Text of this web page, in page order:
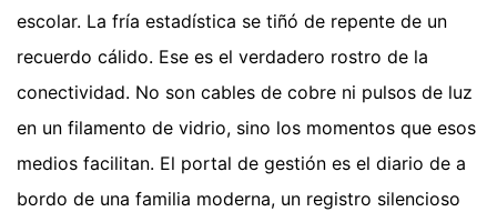
escolar. La fría estadística se tiñó de repente de un
recuerdo cálido. Ese es el verdadero rostro de la
conectividad. No son cables de cobre ni pulsos de luz
en un filamento de vidrio, sino los momentos que esos
medios facilitan. El portal de gestión es el diario de a
bordo de una familia moderna, un registro silencioso